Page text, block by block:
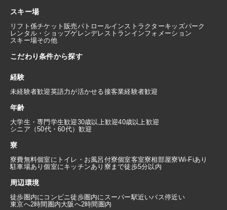
スキー場
リフト係チケット販売パトロールインストラクターキッズパーク
レンタル・ショップゲレンデレストラン インフォメーション
スキー場その他
こだわり条件から探す
経験
未経験者歓迎英語力が活かせる接客業経験者歓迎
年齢
大学生・専門学生歓迎30歳以上歓迎40歳以上歓迎
シニア（50代・60代）歓迎
寮
寮費無料個室にトイレ・お風呂付寮個室客室寮相部屋寮Wi-Fiあり
駐車場あり個室にキッチンあり 寮まで徒歩5分以内
周辺環境
徒歩圏内にコンビニ徒歩圏内にスーパー駅近いバス停近い
東京へ2時間圏内大阪へ2時間圏内